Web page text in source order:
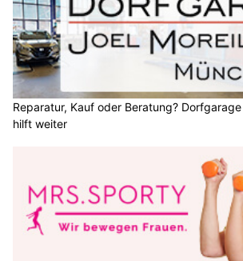
Reparatur, Kauf oder Beratung?
hilft weiter